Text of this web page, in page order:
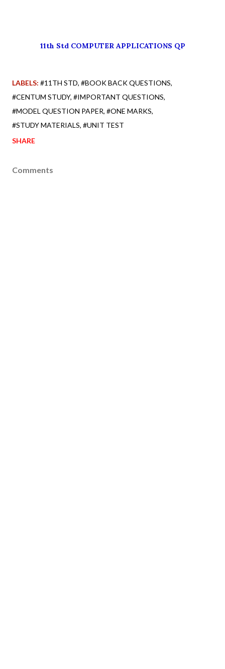
11th Std COMPUTER APPLICATIONS QP
LABELS: #11TH STD #BOOK BACK QUESTIONS
#CENTUM STUDY #IMPORTANT QUESTIONS
#MODEL QUESTION PAPER #ONE MARKS
#STUDY MATERIALS #UNIT TEST
SHARE
Comments